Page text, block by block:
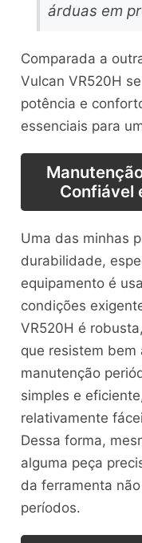
árduas em
Comparada a
Vulcan VR520H
potência e
essenciais para
Confiável
Uma das minhas
durabilidade,
equipamento é
condições
VR520H é
que resistem bem
manutenção
simples e
relativamente
Dessa forma,
alguma peça
da ferramenta
períodos.